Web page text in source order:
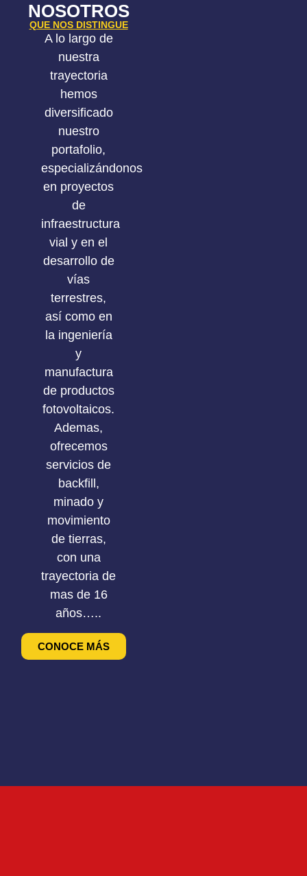
NOSOTROS
QUE NOS DISTINGUE
A lo largo de
nuestra
trayectoria
hemos
diversificado
nuestro
portafolio,
especializándonos
en proyectos
de
infraestructura
vial y en el
desarrollo de
vías
terrestres,
así como en
la ingeniería
y
manufactura
de productos
fotovoltaicos.
Ademas,
ofrecemos
servicios de
backfill,
minado y
movimiento
de tierras,
con una
trayectoria de
mas de 16
años…..
CONOCE MÁS